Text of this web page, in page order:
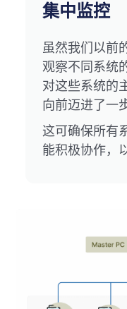
集中监控
虽然我们以前
观察不同系统
对这些系统的
向前迈进了一
这可确保所有
能积极协作，